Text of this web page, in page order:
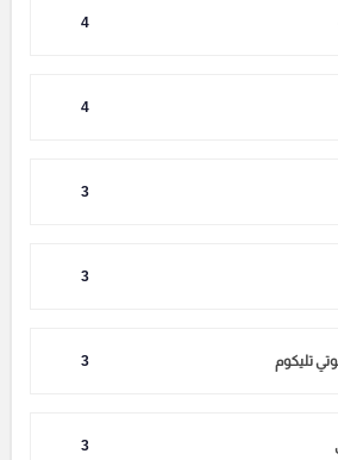
4
4
3
3
تليكوم 3
3